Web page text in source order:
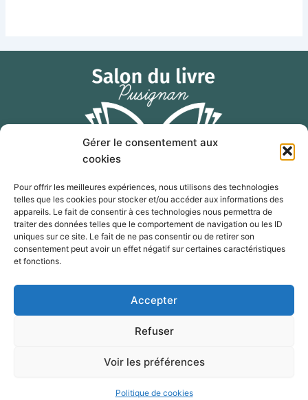
Gérer le consentement aux
cookies
Pour offrir les meilleures expériences, nous utilisons des technologies
telles que les cookies pour stocker et/ou accéder aux informations des
appareils. Le fait de consentir à ces technologies nous permettra de
traiter des données telles que le comportement de navigation ou les ID
uniques sur ce site. Le fait de ne pas consentir ou de retirer son
consentement peut avoir un effet négatif sur certaines caractéristiques
et fonctions.
Accepter
Refuser
Voir les préférences
Politique de cookies
F
a
c
e
o
k
I
n
s
t
g
r
a
m
E
n
v
e
o
e
Télécharger l'affiche 2026
© 2024 Salon du livre Pusignan 2024 par Livres Passion
3S Comm’–Mentions légales